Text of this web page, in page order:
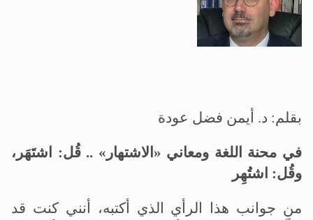
بقلم: د. أيمن فضل عودة
في محنة اللغة ومعاني «الاشتهار» .. قُل: اشتَهَر،
وقُل: اشتُهِر
من جوانب هذا الرأي الذي أكتبه، أنني كنت قد